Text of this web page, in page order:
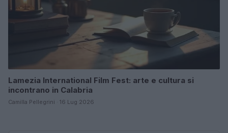
Lamezia International Film Fest: arte e cultura si
incontrano in Calabria
Camilla Pellegrini · 16 Lug 2026